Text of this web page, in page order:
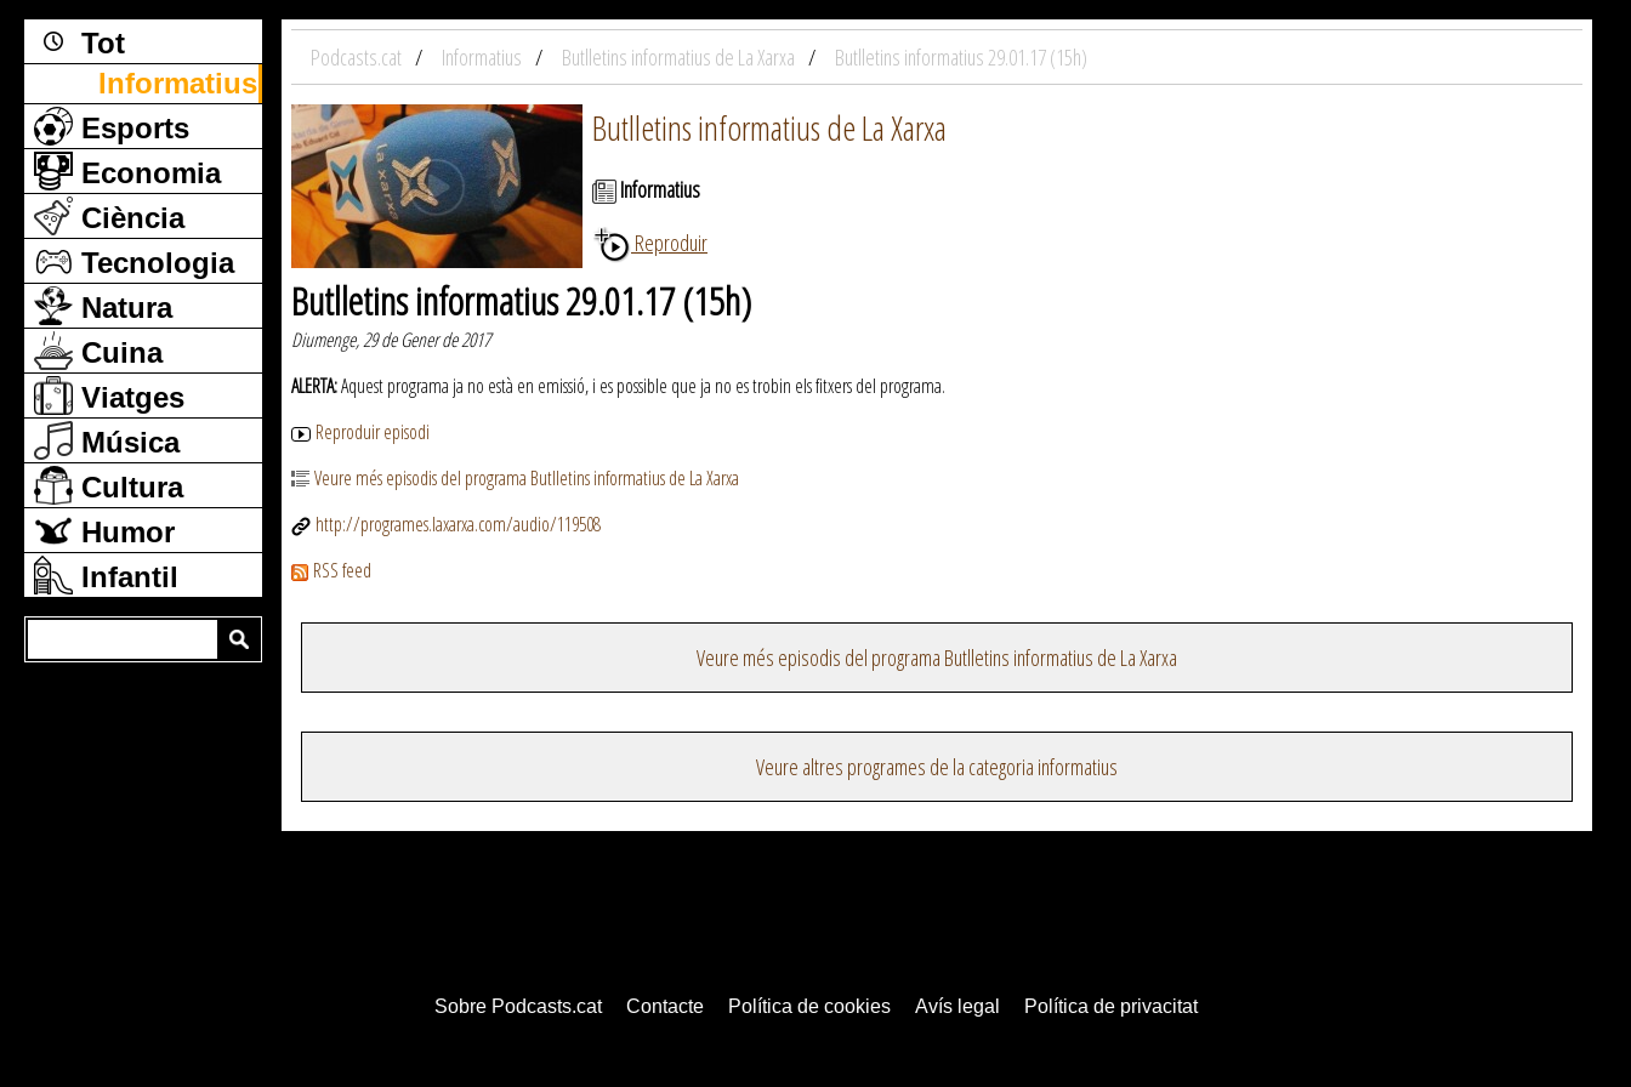
Tot
Informatius
Esports
Economia
Ciència
Tecnologia
Natura
Cuina
Viatges
Música
Cultura
Humor
Infantil
Podcasts.cat Informatius Butlletins informatius de La Xarxa Butlletins informatius 29.01.17 (15h)
Butlletins informatius de La Xarxa
Informatius
Reproduir
Butlletins informatius 29.01.17 (15h)
Diumenge, 29 de Gener de 2017
ALERTA:Aquest programa ja no està en emissió, i es possible que ja no es trobin els fitxers del programa.
Reproduir episodi
Veure més episodis del programa Butlletins informatius de La Xarxa
http://programes.laxarxa.com/audio/119508
RSS feed
Veure més episodis del programa Butlletins informatius de La Xarxa
Veure altres programes de la categoria informatius
Sobre Podcasts.cat Contacte Política de cookies Avís legal Política de privacitat